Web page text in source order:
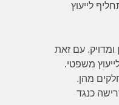
לייעוץ
ומדויק. עם זאת
משפטי.
מהן.
כנגד